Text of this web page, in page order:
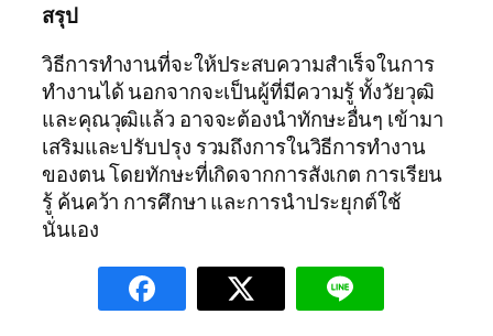
สรุป
วิธีการทำงานที่จะให้ประสบความสำเร็จในการ
ทำงานได้ นอกจากจะเป็นผู้ที่มีความรู้ ทั้งวัยวุฒิ
และคุณวุฒิแล้ว อาจจะต้องนำทักษะอื่นๆ เข้ามา
เสริมและปรับปรุง รวมถึงการในวิธีการทำงาน
ของตน โดยทักษะที่เกิดจากการสังเกต การเรียน
รู้ ค้นคว้า การศึกษา และการนำประยุกต์ใช้
นั่นเอง